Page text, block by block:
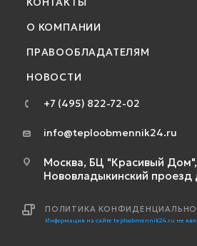
О КОМПАНИИ
ПРАВООБЛАДАТЕЛЯМ
НОВОСТИ
+7 (495) 822-72-02
info@teploobmennik24.ru
Москва, БЦ "Красивый Дом",
Нововладыкинский проезд
ПОЛИТИКА
Информация на сайте teploobmennik24.ru не